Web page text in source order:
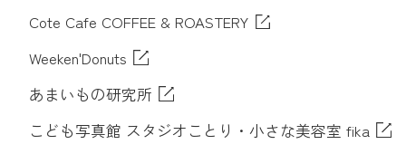
Cote Cafe COFFEE & ROASTERY
Weeken'Donuts
あまいもの研究所
こども写真館 スタジオことり・小さな美容室 fika